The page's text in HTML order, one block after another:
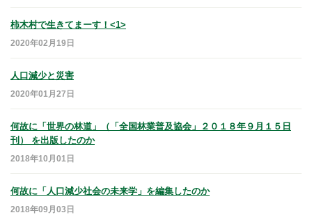
柿木村で生きてまーす！<1>
2020年02月19日
人口減少と災害
2020年01月27日
何故に「世界の林道」（「全国林業普及協会」２０１８年９月１５日
刊） を出版したのか
2018年10月01日
何故に「人口減少社会の未来学」を編集したのか
2018年09月03日